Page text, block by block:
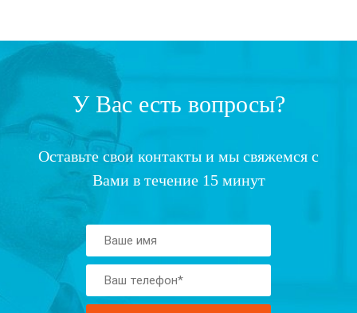
У Вас есть вопросы?
Оставьте свои контакты и мы свяжемся с
Вами в течение 15 минут